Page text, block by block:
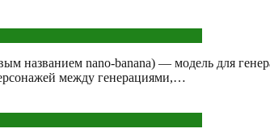
названием nano-banana) — модель для
между генерациями,…